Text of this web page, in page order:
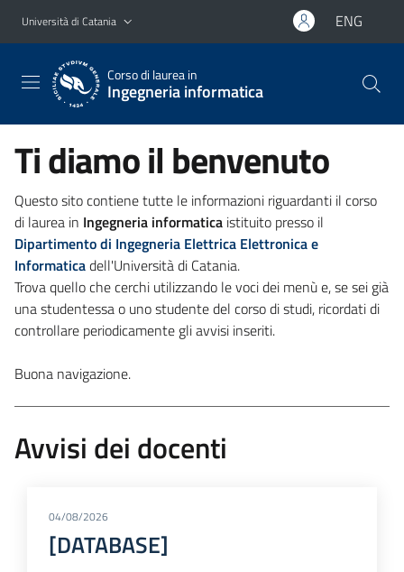
Vai al contenuto principale
Vai al menu di navigazione
Università di Catania ENG
Corso di laurea in
Ingegneria informatica
Ti diamo il benvenuto
Questo sito contiene tutte le informazioni riguardanti il corso
di laurea in Ingegneria informatica istituito presso il
Dipartimento di Ingegneria Elettrica Elettronica e
Informaticadell'Università di Catania.
Trova quello che cerchi utilizzando le voci dei menù e, se sei già
una studentessa o uno studente del corso di studi, ricordati di
controllare periodicamente gli avvisi inseriti.
Buona navigazione.
Avvisi dei docenti
04/08/2026
[DATABASE]